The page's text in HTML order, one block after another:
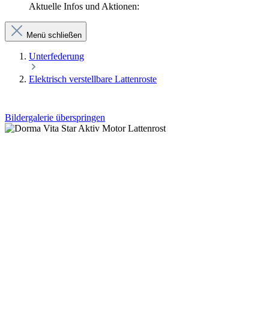
Aktuelle Infos und Aktionen:
Menü schließen
Unterfederung
Elektrisch verstellbare Lattenroste
Bildergalerie überspringen